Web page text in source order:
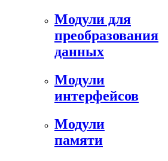
Модули для
преобразования
данных
Модули
интерфейсов
Модули
памяти